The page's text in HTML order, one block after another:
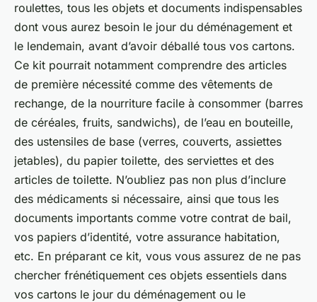
roulettes, tous les objets et documents indispensables
dont vous aurez besoin le jour du déménagement et
le lendemain, avant d’avoir déballé tous vos cartons.
Ce kit pourrait notamment comprendre des articles
de première nécessité comme des vêtements de
rechange, de la nourriture facile à consommer (barres
de céréales, fruits, sandwichs), de l’eau en bouteille,
des ustensiles de base (verres, couverts, assiettes
jetables), du papier toilette, des serviettes et des
articles de toilette. N’oubliez pas non plus d’inclure
des médicaments si nécessaire, ainsi que tous les
documents importants comme votre contrat de bail,
vos papiers d’identité, votre assurance habitation,
etc. En préparant ce kit, vous vous assurez de ne pas
chercher frénétiquement ces objets essentiels dans
vos cartons le jour du déménagement ou le